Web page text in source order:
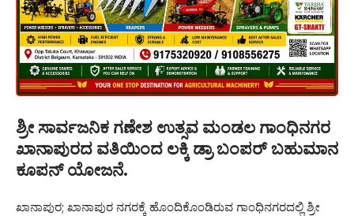
ಶ್ರೀ ಸಾರ್ವಜನಿಕ ಗಣೇಶ ಉತ್ಸವ ಮಂಡಲ ಗಾಂಧಿನಗರ
ಖಾನಾಪುರದ ವತಿಯಿಂದ ಲಕ್ಕಿ ಡ್ರಾ ಬಂಪರ್ ಬಹುಮಾನ
ಕೂಪನ್ ಯೋಜನೆ.
ಖಾನಾಪುರ; ಖಾನಾಪುರ ನಗರಕ್ಕೆ ಹೊಂದಿಕೊಂಡಿರುವ ಗಾಂಧಿನಗರದಲ್ಲಿ ಶ್ರೀ